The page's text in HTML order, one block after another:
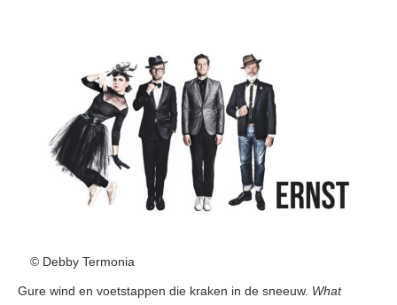
© Debby Termonia
Gure wind en voetstappen die kraken in de sneeuw. What